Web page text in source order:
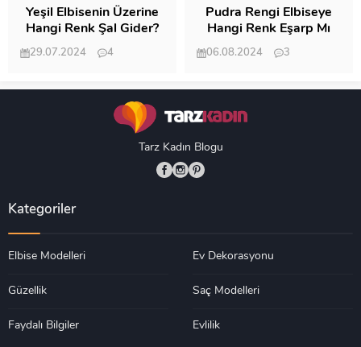
Yeşil Elbisenin Üzerine
Hangi Renk Şal Gider?
29.07.2024
4
Pudra Rengi Elbiseye
Hangi Renk Eşarp Mı
Dedi Birisi
06.08.2024
3
Tarz Kadın Blogu
Kategoriler
Elbise Modelleri Ev Dekorasyonu
Güzellik Saç Modelleri
Faydalı Bilgiler Evlilik